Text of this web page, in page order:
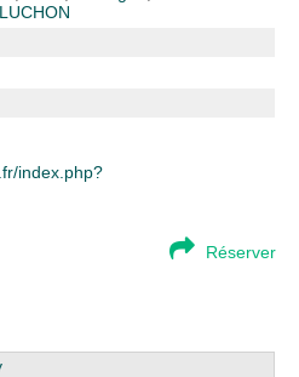
index.php?
Réserver